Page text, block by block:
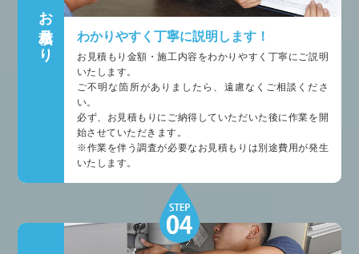
お見積もり わかりやすく丁寧に説明します！
お見積もり金額・施工内容をわかりやすく丁寧にご説明
いたします。
ご不明な箇所がありましたら、遠慮なくご相談くださ
い。
必ず、お見積もりにご納得していただいた後に作業を開
始させていただきます。
※作業を伴う調査が必要なお見積もりは別途費用が発生
いたします。